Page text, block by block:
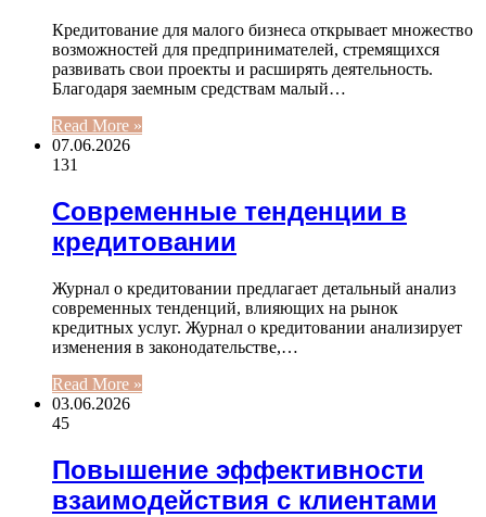
Кредитование для малого бизнеса открывает множество
возможностей для предпринимателей, стремящихся
развивать свои проекты и расширять деятельность.
Благодаря заемным средствам малый…
Read More »
07.06.2026
131
Современные тенденции в
кредитовании
Журнал о кредитовании предлагает детальный анализ
современных тенденций, влияющих на рынок
кредитных услуг. Журнал о кредитовании анализирует
изменения в законодательстве,…
Read More »
03.06.2026
45
Повышение эффективности
взаимодействия с клиентами